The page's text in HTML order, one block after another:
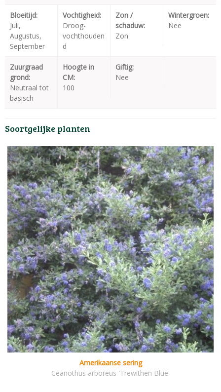
Bloeitijd:
Juli,
Augustus,
September
Vochtigheid:
Droog-
vochthouden
d
Zon /
schaduw:
Zon
Wintergroen:
Nee
Zuurgraad
grond:
Neutraal tot
basisch
Hoogte in
CM:
100
Giftig:
Nee
Soortgelijke planten
Amerikaanse sering
Ceanothus arboreus 'Trewithen Blue'